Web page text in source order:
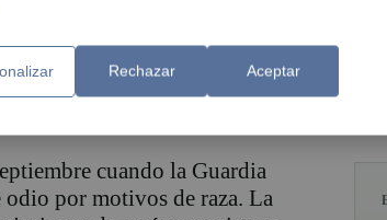
detiene a 6 personas por
cuando la Guardia
por motivos de raza. La
Rechazar Aceptar